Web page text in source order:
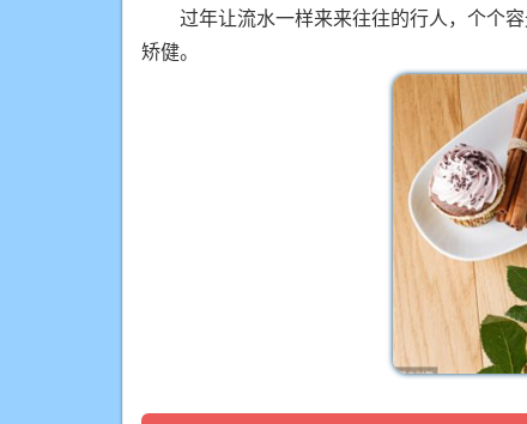
过年让流水一样来来往往的行人，个个容
矫健。